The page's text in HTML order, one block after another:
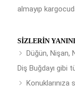
almayıp
SIZLERIN
Düğün, Nişan,
Diş Buğdayı gibi